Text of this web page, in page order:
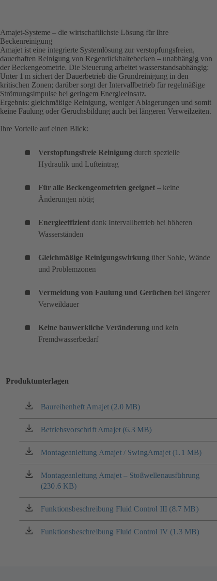
Amajet-Systeme – die wirtschaftlichste Lösung für Ihre
Beckenreinigung
Amajet ist eine integrierte Systemlösung zur verstopfungsfreien,
dauerhaften Reinigung von Regenrückhaltebecken – unabhängig von
der Beckengeometrie. Die Steuerung arbeitet wasserstandsabhängig:
Unter 1 m sichert der Dauerbetrieb die Grundreinigung in den
kritischen Zonen; darüber sorgt der Intervallbetrieb für regelmäßige
Strömungsimpulse bei geringem Energieeinsatz.
Ergebnis: gleichmäßige Reinigung, weniger Ablagerungen und somit
keine Faulung oder Geruchsbildung auch bei längeren Verweilzeiten.
Ihre Vorteile auf einen Blick:
Verstopfungsfreie Reinigung durch spezielle
Hydraulik und Lufteintrag
Für alle Beckengeometrien geeignet – keine
Änderungen nötig
Energieeffizient dank Intervallbetrieb bei höheren
Wasserständen
Gleichmäßige Reinigungswirkung über Sohle, Wände
und Problemzonen
Vermeidung von Faulung und Gerüchen bei längerer
Verweildauer
Keine bauwerkliche Veränderung und kein
Fremdwasserbedarf
Produktunterlagen
Baureihenheft Amajet (2.0 MB)
(öffnet
in
einem
Tab)
Betriebsvorschrift Amajet (6.3 MB)
(öffnet
in
einem
Tab)
Montageanleitung Amajet / SwingAmajet (1.1 MB)
(öffnet
in
einem
neuen
Montageanleitung Amajet – Stoßwellenausführung
(230.6 KB)
(öffnet
in
einem
neuen
Funktionsbeschreibung Fluid Control III (8.7 MB)
(öffnet
in
einem
Funktionsbeschreibung Fluid Control IV (1.3 MB)
(öffnet